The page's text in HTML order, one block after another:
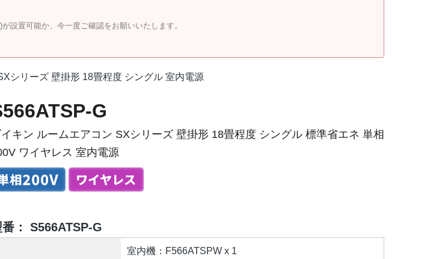
設置可能か、今一度ご確認をお願いいたします。
シリーズ 壁掛形 18畳程度 シングル 室内電源
G
イキン ルームエアコン SXシリーズ 壁掛形 18畳程度 シングル 標準省エネ 単相
ワイヤレス 室内電源
： S566ATSP-G
室内機：F566ATSPW x 1